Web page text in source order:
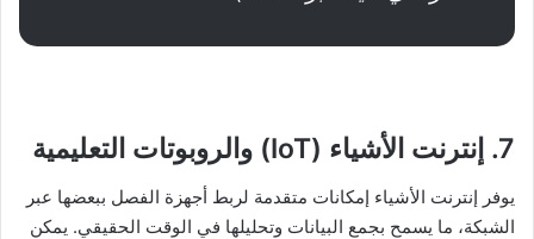
7. إنترنت الأشياء (IoT) والروبوتات التعليمية
يوفر إنترنت الأشياء إمكانات متقدمة لربط أجهزة الفصل ببعضها عبر
الشبكة، ما يسمح بجمع البيانات وتحليلها في الوقت الحقيقي. يمكن